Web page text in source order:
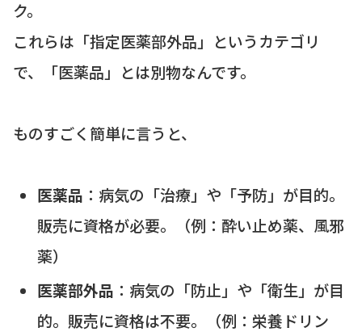
ク。
これらは「指定医薬部外品」というカテゴリ
で、「医薬品」とは別物なんです。
ものすごく簡単に言うと、
医薬品 ：病気の「治療」や「予防」が目的。
販売に資格が必要。（例：酔い止め薬、風邪
薬）
医薬部外品 ：病気の「防止」や「衛生」が目
的。販売に資格は不要。（例：栄養ドリン